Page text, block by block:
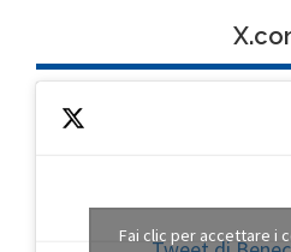
Fai clic per accettare i